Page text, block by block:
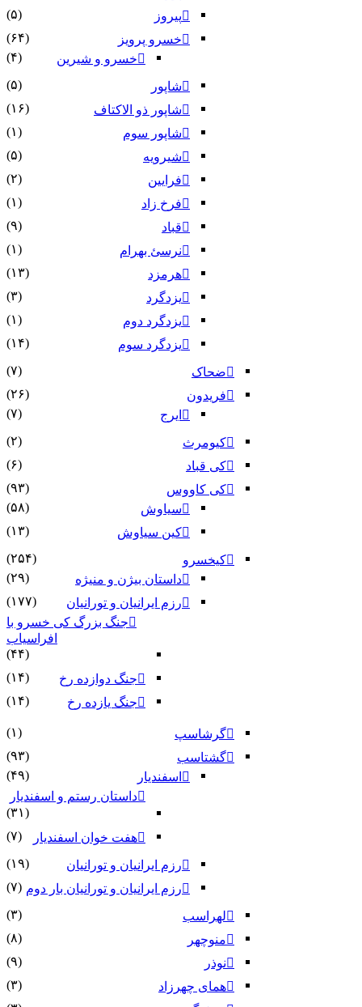
پیروز
(۵)
خسرو پرویز
(۶۴)
خسرو و شیرین
(۴)
شاپور
(۵)
شاپور ذو الاکتاف
(۱۶)
شاپور سوم‏
(۱)
شیرویه
(۵)
فرایین
(۲)
فرخ زاد
(۱)
قباد
(۹)
نرسئ بهرام‏
(۱)
هرمزد
(۱۳)
یزدگرد
(۳)
یزدگرد دوم
(۱)
یزدگرد سوم
(۱۴)
ضحاک
(۷)
فریدون
(۲۶)
ایرج
(۷)
کیومرث
(۲)
کی قباد
(۶)
کی کاووس
(۹۳)
سیاوش
(۵۸)
کین سیاوش
(۱۳)
کیخسرو
(۲۵۴)
داستان بیژن و منیژه
(۲۹)
رزم ایرانیان و تورانیان
(۱۷۷)
جنگ بزرگ کی خسرو با
افراسیاب
(۴۴)
جنگ دوازده رخ
(۱۴)
جنگ یازده رخ
(۱۴)
گرشاسپ
(۱)
گشتاسب
(۹۳)
اسفندیار
(۴۹)
داستان رستم و اسفندیار
(۳۱)
هفت خوان اسفندیار
(۷)
رزم ایرانیان و تورانیان
(۱۹)
رزم ایرانیان و تورانیان بار دوم (۷)
لهراسب
(۳)
منوچهر
(۸)
نوذر
(۹)
هماى چهرزاد
(۳)